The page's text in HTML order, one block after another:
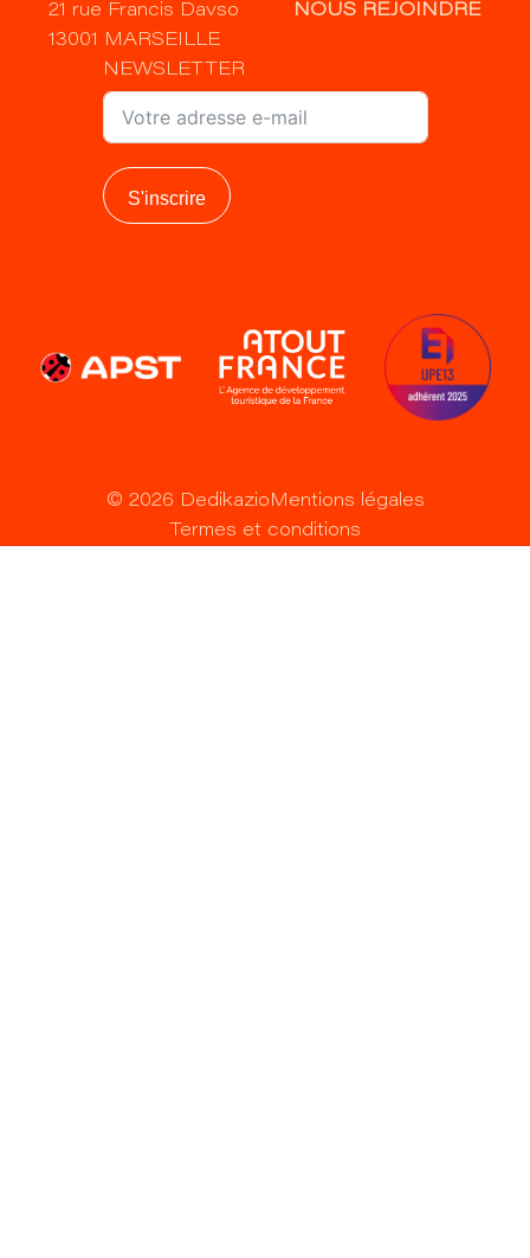
21 rue Francis Davso
13001 MARSEILLE
NOUS REJOINDRE
NEWSLETTER
S'inscrire
© 2026 Dedikazio Mentions légales
Termes et conditions